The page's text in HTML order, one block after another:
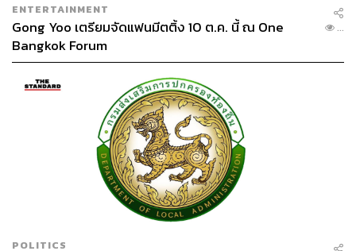
ENTERTAINMENT
Gong Yoo เตรียมจัดแฟนมีตติ้ง 10 ต.ค. นี้ ณ One
Bangkok Forum
...
POLITICS